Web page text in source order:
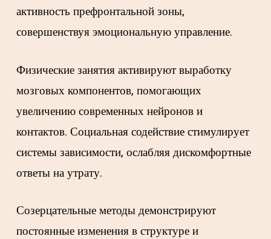
активность префронтальной зоны,
совершенствуя эмоциональную управление.
Физические занятия активируют выработку
мозговых компонентов, помогающих
увеличению современных нейронов и
контактов. Социальная содействие стимулирует
системы зависимости, ослабляя дискомфортные
ответы на утрату.
Созерцательные методы демонстрируют
постоянные изменения в структуре и